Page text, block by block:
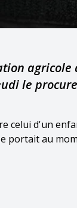
le
celui d'un
portait au